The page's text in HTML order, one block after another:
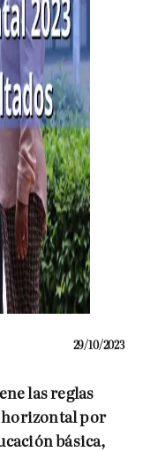
29/10/2023
las reglas
por
básica,